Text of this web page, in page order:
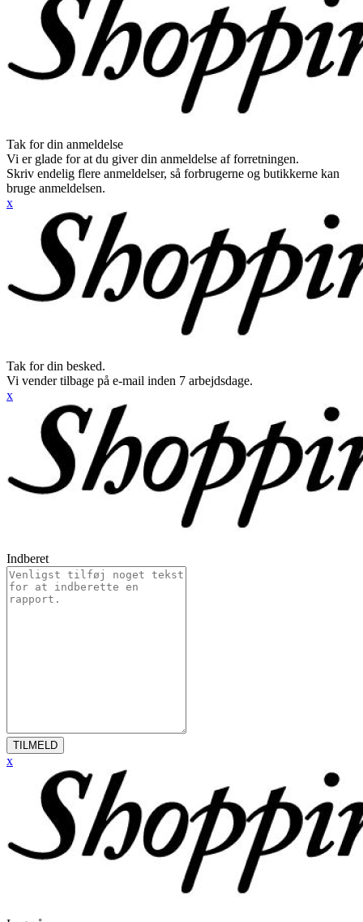
Tak for din anmeldelse
Vi er glade for at du giver din anmeldelse af forretningen.
Skriv endelig flere anmeldelser, så forbrugerne og butikkerne kan
bruge anmeldelsen.
x
Tak for din besked.
Vi vender tilbage på e-mail inden 7 arbejdsdage.
x
Indberet
TILMELD
x